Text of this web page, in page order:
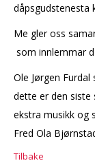
dåpsgudstenesta
Me gler oss
som innlemmar
Ole Jørgen
dette er den siste
ekstra musikk og
Fred Ola
Tilbake